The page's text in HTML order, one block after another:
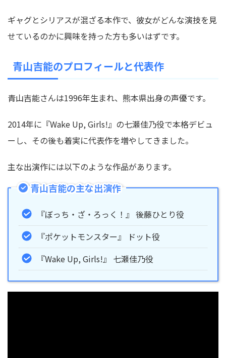
ギャグとシリアスが混ざる本作で、彼女がどんな演技を見
せているのかに興味を持った方も多いはずです。
青山吉能のプロフィールと代表作
青山吉能さんは1996年生まれ、熊本県出身の声優です。
2014年に『Wake Up, Girls!』の七瀬佳乃役で本格デビュ
ーし、その後も着実に代表作を増やしてきました。
主な出演作には以下のような作品があります。
青山吉能の主な出演作
『ぼっち・ざ・ろっく！』 後藤ひとり役
『ポケットモンスター』 ドット役
『Wake Up, Girls!』 七瀬佳乃役